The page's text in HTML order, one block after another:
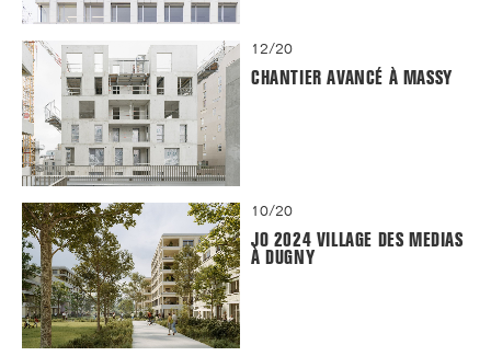
12/20
CHANTIER AVANCÉ À MASSY
10/20
JO 2024 VILLAGE DES MEDIAS
À DUGNY